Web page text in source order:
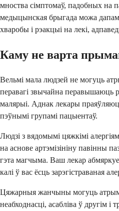
мноства сімптомаў, падобных на
медыцынская брыгада можа
хваробы і рэакцыі на лекі,
Каму не варта
Вельмі мала людзей не могуць
перавагі звычайна перавышаюць
малярыі. Аднак лекары
пэўнымі групамі пацыентаў.
Людзі з вядомымі цяжкімі
на аснове артэмізініну павінны
гэта магчыма. Ваш лекар
калі ў вас ёсць зарэгістраваная
Цяжарныя жанчыны могуць
неабходнасці, асабліва ў другім